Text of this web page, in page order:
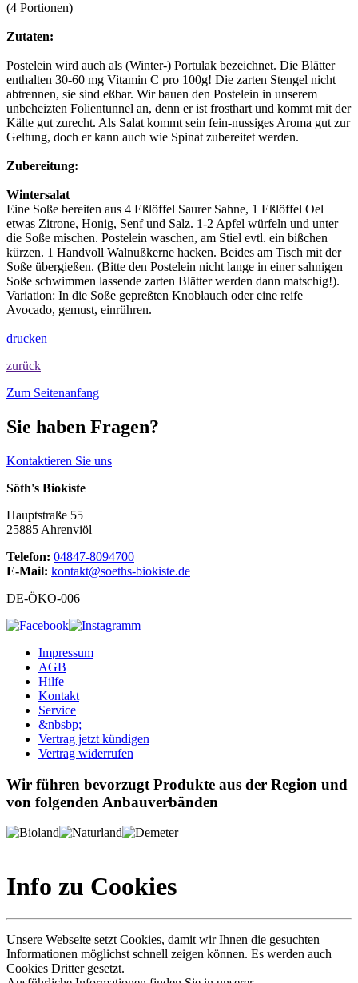
(4 Portionen)
Zutaten:
Postelein wird auch als (Winter-) Portulak bezeichnet. Die Blätter
enthalten 30-60 mg Vitamin C pro 100g! Die zarten Stengel nicht
abtrennen, sie sind eßbar. Wir bauen den Postelein in unserem
unbeheizten Folientunnel an, denn er ist frosthart und kommt mit der
Kälte gut zurecht. Als Salat kommt sein fein-nussiges Aroma gut zur
Geltung, doch er kann auch wie Spinat zubereitet werden.
Zubereitung:
Wintersalat
Eine Soße bereiten aus 4 Eßlöffel Saurer Sahne, 1 Eßlöffel Oel
etwas Zitrone, Honig, Senf und Salz. 1-2 Apfel würfeln und unter
die Soße mischen. Postelein waschen, am Stiel evtl. ein bißchen
kürzen. 1 Handvoll Walnußkerne hacken. Beides am Tisch mit der
Soße übergießen. (Bitte den Postelein nicht lange in einer sahnigen
Soße schwimmen lassende zarten Blätter werden dann matschig!).
Variation: In die Soße gepreßten Knoblauch oder eine reife
Avocado, gemust, einrühren.
drucken
zurück
Zum Seitenanfang
Sie haben Fragen?
Kontaktieren Sie uns
Söth's Biokiste
Hauptstraße 55
25885 Ahrenviöl
Telefon: 04847-8094700
E-Mail: kontakt@soeths-biokiste.de
DE-ÖKO-006
Impressum
AGB
Hilfe
Kontakt
Service
&nbsbp;
Vertrag jetzt kündigen
Vertrag widerrufen
Wir führen bevorzugt Produkte aus der Region und
von folgenden Anbauverbänden
Info zu Cookies
Unsere Webseite setzt Cookies, damit wir Ihnen die gesuchten
Informationen möglichst schnell zeigen können. Es werden auch
Cookies Dritter gesetzt.